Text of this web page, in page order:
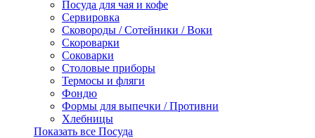
Посуда для чая и кофе
Сервировка
Сковороды / Сотейники / Воки
Скороварки
Соковарки
Столовые приборы
Термосы и фляги
Фондю
Формы для выпечки / Противни
Хлебницы
Показать все Посуда